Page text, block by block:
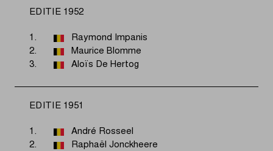
EDITIE 1952
1.
Raymond Impanis
2.
Maurice Blomme
3.
Aloïs De Hertog
EDITIE 1951
1.
André Rosseel
2.
Raphaël Jonckheere